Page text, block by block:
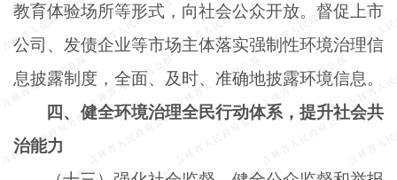
教育体验场所等形式，向社会公众开放。督促上市
公司、发债企业等市场主体落实强制性环境治理信
息披露制度，全面、及时、准确地披露环境信息。
四、健全环境治理全民行动体系，提升社会共
治能力